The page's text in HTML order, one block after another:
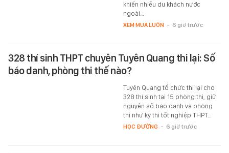
khiến nhiều du khách nước
ngoài…
XEM MUA LUÔN - 6 giờ trước
328 thí sinh THPT chuyên Tuyên Quang thi lại: Số
báo danh, phòng thi thế nào?
Tuyên Quang tổ chức thi lại cho
328 thí sinh tại 15 phòng thi, giữ
nguyên số báo danh và phòng
thi như kỳ thi tốt nghiệp THPT…
HỌC ĐƯỜNG - 6 giờ trước